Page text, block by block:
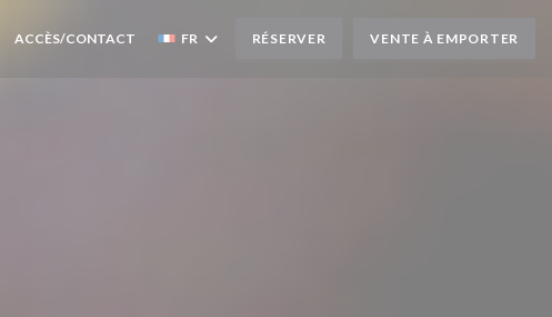
ACCÈS/CONTACT FR RÉSERVER VENTE À EMPORTER